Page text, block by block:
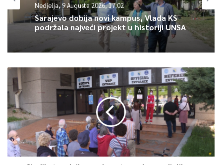
Nedjelja, 9 Augusta 2026, 17:02
Sarajevo dobija novi kampus, Vlada KS
podržala najveći projekt u historiji UNSA